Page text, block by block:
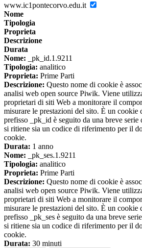
www.ic1pontecorvo.edu.it
Nome
Tipologia
Proprieta
Descrizione
Durata
Nome: _pk_id.1.9211
Tipologia: analitico
Proprieta: Prime Parti
Descrizione: Questo nome di cookie è
analisi web open source Piwik. Viene
proprietari di siti Web a monitorare il
misurare le prestazioni del sito. È un
prefisso _pk_id è seguito da una breve serie
si ritiene sia un codice di riferimento per il
cookie.
Durata: 1 anno
Nome: _pk_ses.1.9211
Tipologia: analitico
Proprieta: Prime Parti
Descrizione: Questo nome di cookie è
analisi web open source Piwik. Viene
proprietari di siti Web a monitorare il
misurare le prestazioni del sito. È un
prefisso _pk_ses è seguito da una breve
si ritiene sia un codice di riferimento per il
cookie.
Durata: 30 minuti